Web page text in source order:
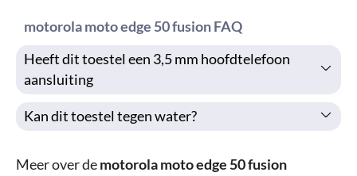
motorola moto edge 50 fusion FAQ
Heeft dit toestel een 3,5 mm hoofdtelefoon
aansluiting
Kan dit toestel tegen water?
Meer over demotorola moto edge 50 fusion